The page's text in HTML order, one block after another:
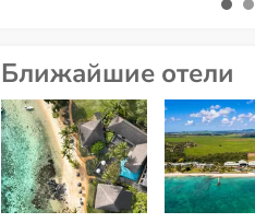
Ближайшие отели